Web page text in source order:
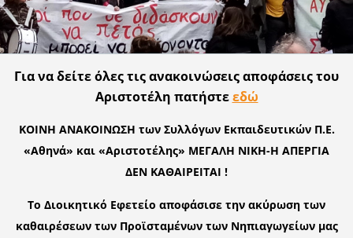
Για να δείτε όλες τις ανακοινώσεις αποφάσεις του
Αριστοτέλη πατήστε εδώ
ΚΟΙΝΗ ΑΝΑΚΟΙΝΩΣΗ των Συλλόγων Εκπαιδευτικών Π.Ε.
«Αθηνά» και «Αριστοτέλης» ΜΕΓΑΛΗ ΝΙΚΗ-Η ΑΠΕΡΓΙΑ
ΔΕΝ ΚΑΘΑΙΡΕΙΤΑΙ !
Το Διοικητικό Εφετείο αποφάσισε την ακύρωση των
καθαιρέσεων των Προϊσταμένων των Νηπιαγωγείων μας